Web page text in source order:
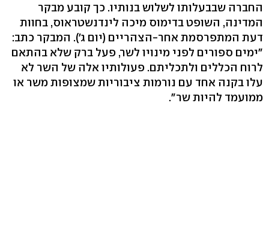
החברה שבבעלותו לשלוש בנותיו. כך קובע מבקר
המדינה, השופט בדימוס מיכה לינדנשטראוס, בחוות
דעת המתפרסמת אחר-הצהריים (יום ג'). המבקר כתב:
"ימים ספורים לפני מינויו לשר, פעל ברק שלא בהתאם
לרוח הכללים ולתכליתם. פעולותיו אלה של השר לא
עלו בקנה אחד עם נורמות ציבוריות שמצופות משר או
ממועמד להיות שר".